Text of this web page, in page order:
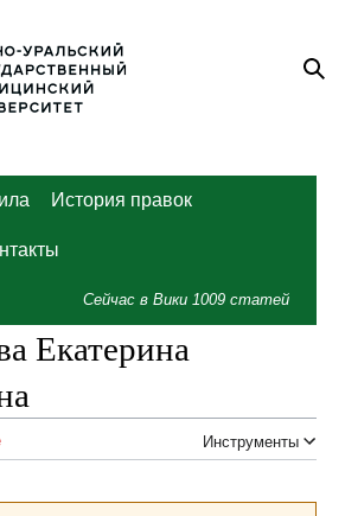
История правок
Сейчас в Вики 1009 статей
содержание
Екатерина
Инструменты